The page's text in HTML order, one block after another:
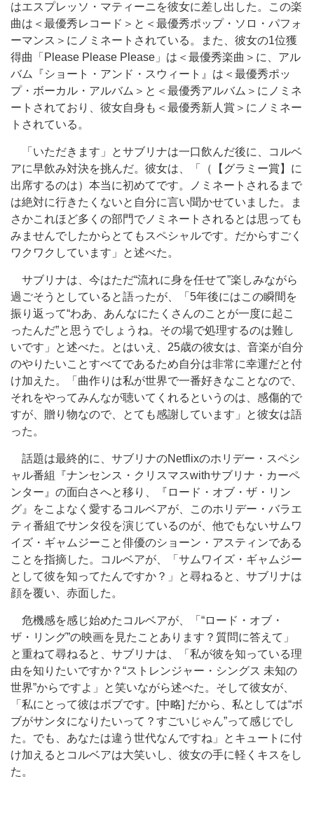
はエスプレッソ・マティーニを彼女に差し出した。この楽
曲は＜最優秀レコード＞と＜最優秀ポップ・ソロ・パフォ
ーマンス＞にノミネートされている。また、彼女の1位獲
得曲「Please Please Please」は＜最優秀楽曲＞に、アル
バム『ショート・アンド・スウィート』は＜最優秀ポッ
プ・ボーカル・アルバム＞と＜最優秀アルバム＞にノミネ
ートされており、彼女自身も＜最優秀新人賞＞にノミネー
トされている。
「いただきます」とサブリナは一口飲んだ後に、コルベ
アに早飲み対決を挑んだ。彼女は、「（【グラミー賞】に
出席するのは）本当に初めてです。ノミネートされるまで
は絶対に行きたくないと自分に言い聞かせていました。ま
さかこれほど多くの部門でノミネートされるとは思っても
みませんでしたからとてもスペシャルです。だからすごく
ワクワクしています」と述べた。
サブリナは、今はただ“流れに身を任せて”楽しみながら
過ごそうとしていると語ったが、「5年後にはこの瞬間を
振り返って“わあ、あんなにたくさんのことが一度に起こ
ったんだ”と思うでしょうね。その場で処理するのは難し
いです」と述べた。とはいえ、25歳の彼女は、音楽が自分
のやりたいことすべてであるため自分は非常に幸運だと付
け加えた。「曲作りは私が世界で一番好きなことなので、
それをやってみんなが聴いてくれるというのは、感傷的で
すが、贈り物なので、とても感謝しています」と彼女は語
った。
話題は最終的に、サブリナのNetflixのホリデー・スペシ
ャル番組『ナンセンス・クリスマスwithサブリナ・カーペ
ンター』の面白さへと移り、『ロード・オブ・ザ・リン
グ』をこよなく愛するコルベアが、このホリデー・バラエ
ティ番組でサンタ役を演じているのが、他でもないサムワ
イズ・ギャムジーこと俳優のショーン・アスティンである
ことを指摘した。コルベアが、「サムワイズ・ギャムジー
として彼を知ってたんですか？」と尋ねると、サブリナは
顔を覆い、赤面した。
危機感を感じ始めたコルベアが、「“ロード・オブ・
ザ・リング”の映画を見たことあります？質問に答えて」
と重ねて尋ねると、サブリナは、「私が彼を知っている理
由を知りたいですか？“ストレンジャー・シングス 未知の
世界”からですよ」と笑いながら述べた。そして彼女が、
「私にとって彼はボブです。[中略] だから、私としては“ボ
ブがサンタになりたいって？すごいじゃん”って感じでし
た。でも、あなたは違う世代なんですね」とキュートに付
け加えるとコルベアは大笑いし、彼女の手に軽くキスをし
た。